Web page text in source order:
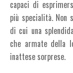
capaci di
più specialità. Non
di cui una
che armate della
inattese sorprese.